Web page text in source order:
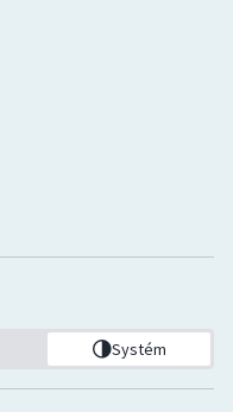
Systém